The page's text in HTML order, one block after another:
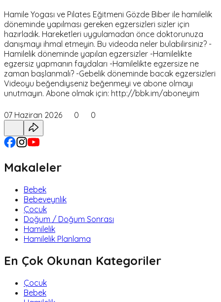
Hamile Yogası ve Pilates Eğitmeni Gözde Biber ile hamilelik
döneminde yapılması gereken egzersizleri sizler için
hazırladık. Hareketleri uygulamadan önce doktorunuza
danışmayı ihmal etmeyin. Bu videoda neler bulabilirsiniz? -
Hamilelik döneminde yapılan egzersizler -Hamilelikte
egzersiz yapmanın faydaları -Hamilelikte egzersize ne
zaman başlanmalı? -Gebelik döneminde bacak egzersizleri
Videoyu beğendiyseniz beğenmeyi ve abone olmayı
unutmayın. Abone olmak için: http://bbk.im/aboneyim
07 Haziran 2026 0 0
Makaleler
Bebek
Bebeveynlik
Çocuk
Doğum / Doğum Sonrası
Hamilelik
Hamilelik Planlama
En Çok Okunan Kategoriler
Çocuk
Bebek